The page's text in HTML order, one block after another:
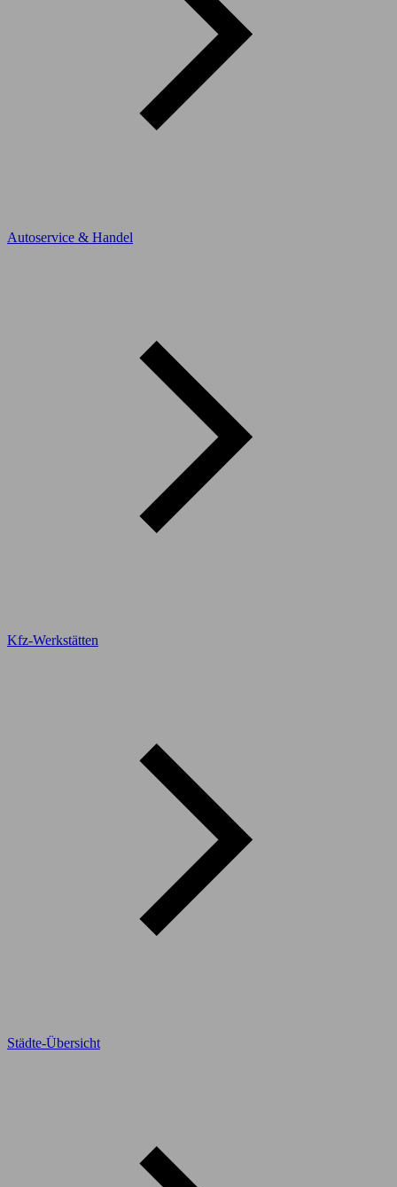
Autoservice & Handel
Kfz-Werkstätten
Städte-Übersicht